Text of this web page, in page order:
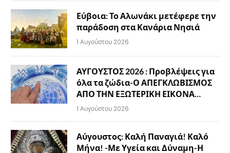
Εύβοια: Το Αλωνάκι μετέφερε την
παράδοση στα Κανάρια Νησιά
1 Αυγούστου 2026
ΑΥΓΟΥΣΤΟΣ 2026 : Προβλέψεις για
όλα τα ζώδια-Ο ΑΠΕΓΚΛΩΒΙΣΜΟΣ
ΑΠΟ ΤΗΝ ΕΞΩΤΕΡΙΚΗ ΕΙΚΟΝΑ…
1 Αυγούστου 2026
Αύγουστος: Καλή Παναγιά! Καλό
Μήνα! -Με Υγεία και Δύναμη-Η